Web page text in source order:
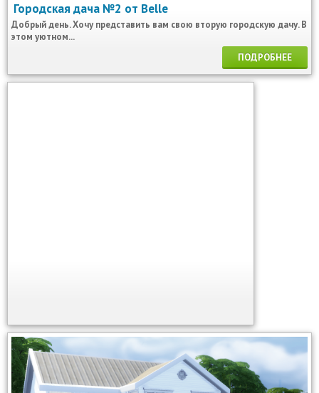
Городская дача №2 от Belle
Добрый день. Хочу представить вам свою вторую городскую дачу. В
этом уютном...
ПОДРОБНЕЕ